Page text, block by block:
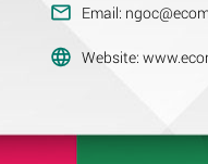
Email:
Website: